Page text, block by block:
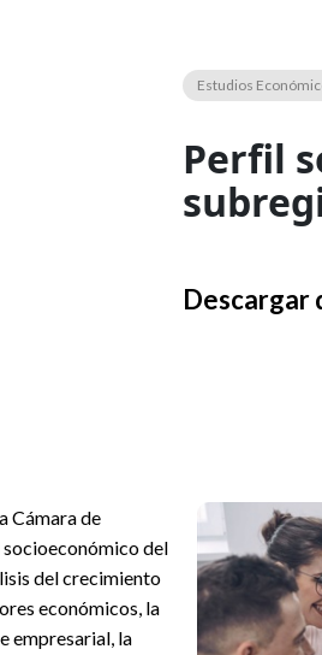
Estudios
Perfil
Descargar
Cámara de
del
del crecimiento
económicos, la
empresarial, la